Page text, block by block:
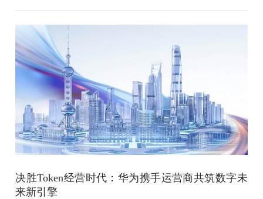
决胜Token经营时代：华为携手运营商共筑数字未
来新引擎